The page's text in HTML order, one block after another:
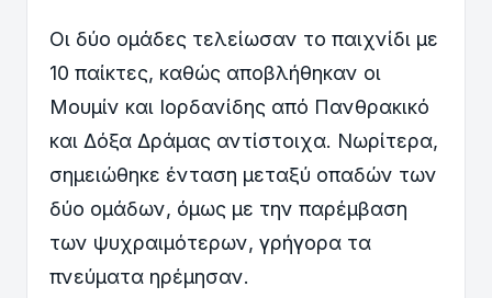
Οι δύο ομάδες τελείωσαν το παιχνίδι με
10 παίκτες, καθώς αποβλήθηκαν οι
Μουμίν και Ιορδανίδης από Πανθρακικό
και Δόξα Δράμας αντίστοιχα. Νωρίτερα,
σημειώθηκε ένταση μεταξύ οπαδών των
δύο ομάδων, όμως με την παρέμβαση
των ψυχραιμότερων, γρήγορα τα
πνεύματα ηρέμησαν.